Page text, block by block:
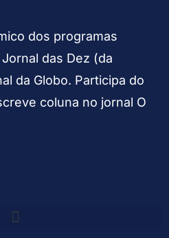
dos programas
das Dez (da
da Globo. Participa do
coluna no jornal O